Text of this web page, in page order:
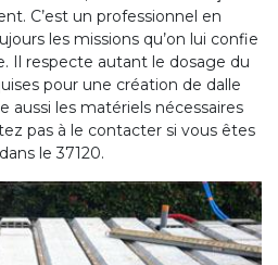
C’est un professionnel en
les missions qu’on lui confie
Il respecte autant le dosage du
pour une création de dalle
aussi les matériels nécessaires
pas à le contacter si vous êtes
le 37120.